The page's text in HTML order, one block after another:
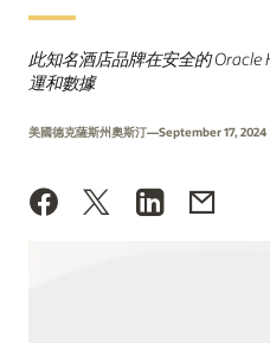
此知名酒店品牌在安全的
運和數據
美國德克薩斯州奧斯汀—September 17, 2024